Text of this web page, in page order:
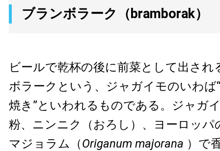
ブランボラーク（bramborak）
ビールで乾杯の後に前菜として出され
ボラークという、ジャガイモのいわば
焼き”といわれるものである。ジャガ
粉、ニンニク（おろし）、ヨーロッパ
マジョラム（Origanum majorana ）で